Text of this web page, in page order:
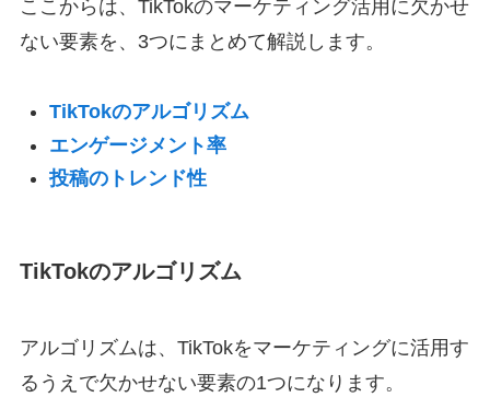
ここからは、TikTokのマーケティング活用に欠かせ
ない要素を、3つにまとめて解説します。
TikTokのアルゴリズム
エンゲージメント率
投稿のトレンド性
TikTokのアルゴリズム
アルゴリズムは、TikTokをマーケティングに活用す
るうえで欠かせない要素の1つになります。